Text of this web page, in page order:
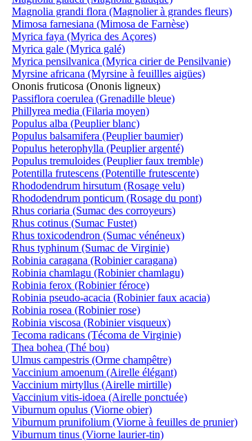
Magnolia grandi flora (Magnolier à grandes fleurs)
Mimosa farnesiana (Mimosa de Farnèse)
Myrica faya (Myrica des Açores)
Myrica gale (Myrica galé)
Myrica pensilvanica (Myrica cirier de Pensilvanie)
Myrsine africana (Myrsine à feuillles aigües)
Ononis fruticosa (Ononis ligneux)
Passiflora coerulea (Grenadille bleue)
Phillyrea media (Filaria moyen)
Populus alba (Peuplier blanc)
Populus balsamifera (Peuplier baumier)
Populus heterophylla (Peuplier argenté)
Populus tremuloides (Peuplier faux tremble)
Potentilla frutescens (Potentille frutescente)
Rhododendrum hirsutum (Rosage velu)
Rhododendrum ponticum (Rosage du pont)
Rhus coriaria (Sumac des corroyeurs)
Rhus cotinus (Sumac Fustet)
Rhus toxicodendron (Sumac vénéneux)
Rhus typhinum (Sumac de Virginie)
Robinia caragana (Robinier caragana)
Robinia chamlagu (Robinier chamlagu)
Robinia ferox (Robinier féroce)
Robinia pseudo-acacia (Robinier faux acacia)
Robinia rosea (Robinier rose)
Robinia viscosa (Robinier visqueux)
Tecoma radicans (Técoma de Virginie)
Thea bohea (Thé bou)
Ulmus campestris (Orme champêtre)
Vaccinium amoenum (Airelle élégant)
Vaccinium mirtyllus (Airelle mirtille)
Vaccinium vitis-idoea (Airelle ponctuée)
Viburnum opulus (Viorne obier)
Viburnum prunifolium (Viorne à feuilles de prunier)
Viburnum tinus (Viorne laurier-tin)